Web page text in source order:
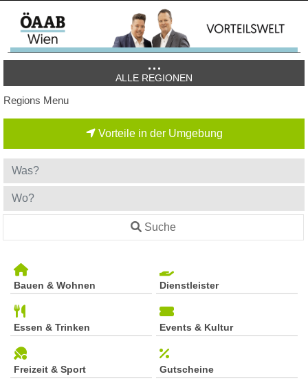
ALLE REGIONEN
Regions Menu
Vorteile in der Umgebung
Suche
Bauen & Wohnen Dienstleister
Essen & Trinken Events & Kultur
Freizeit & Sport Gutscheine